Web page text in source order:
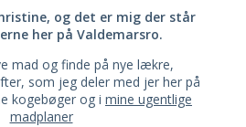
og det er mig der står
her på Valdemarsro.
mad og finde på nye lækre,
som jeg deler med jer her på
kogebøger og i mine ugentlige
madplaner